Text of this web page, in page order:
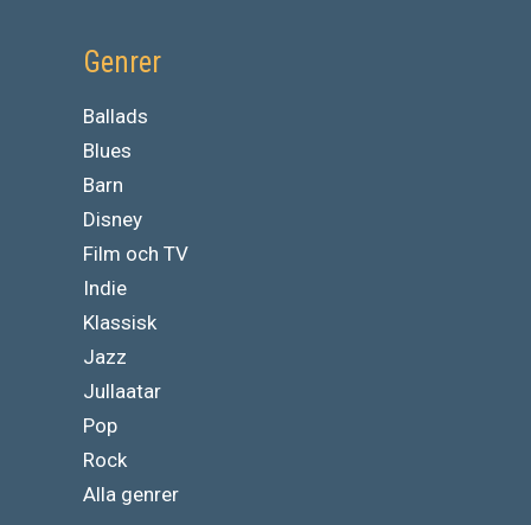
Genrer
Ballads
Blues
Barn
Disney
Film och TV
Indie
Klassisk
Jazz
Jullaatar
Pop
Rock
Alla genrer